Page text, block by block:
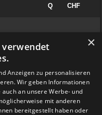
Q CHF
ab 10 Uhr an der
von Patrick! Ich bringe
×
verwendet
Anzeigen zu personalisieren
Wir geben Informationen
an unsere Werbe- und
mit anderen
bereitgestellt haben oder